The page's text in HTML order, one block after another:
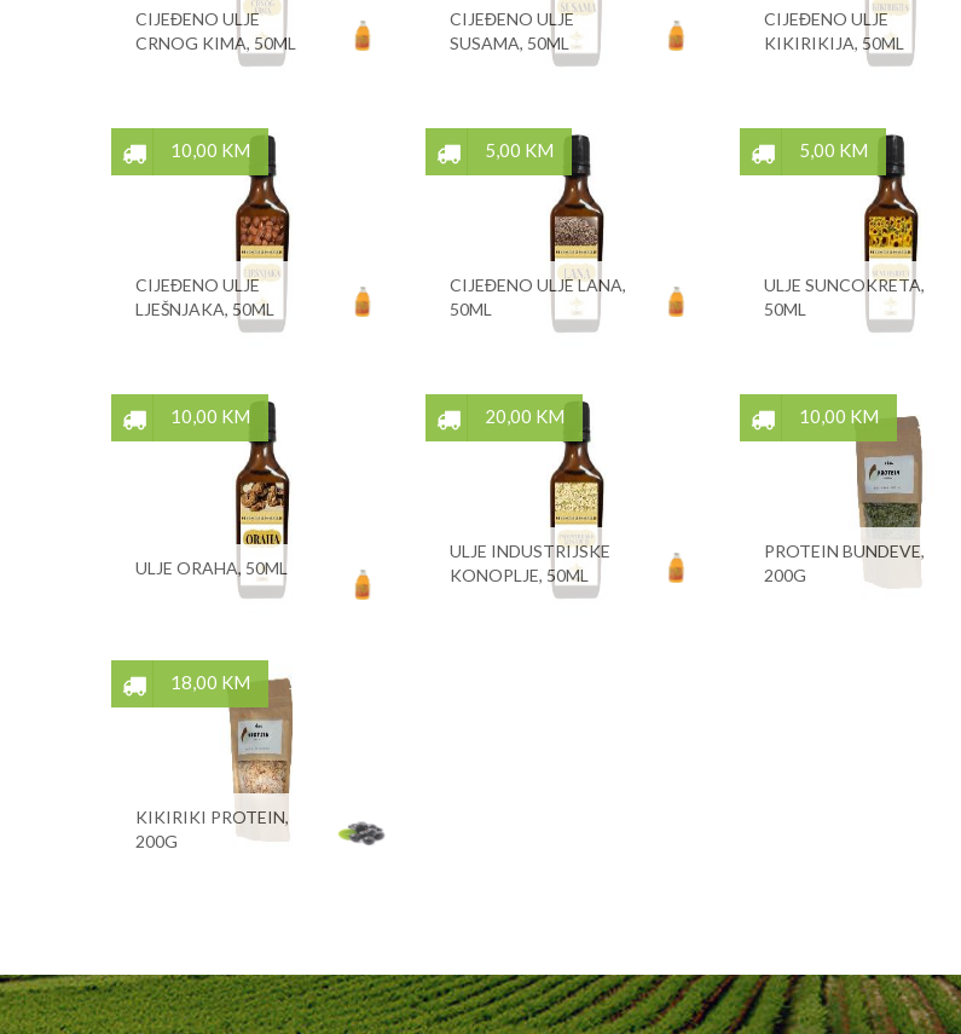
CIJEĐENO ULJE
CRNOG KIMA, 50ML
CIJEĐENO ULJE
SUSAMA, 50ML
CIJEĐENO ULJE
KIKIRIKIJA, 50ML
10,00 KM
CIJEĐENO ULJE
LJEŠNJAKA, 50ML
5,00 KM
CIJEĐENO ULJE LANA,
50ML
5,00 KM
ULJE SUNCOKRETA,
50ML
10,00 KM
ULJE ORAHA, 50ML
20,00 KM
ULJE INDUSTRIJSKE
KONOPLJE, 50ML
10,00 KM
PROTEIN BUNDEVE,
200G
18,00 KM
KIKIRIKI PROTEIN,
200G